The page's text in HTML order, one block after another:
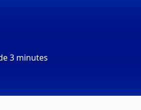
3 minutes